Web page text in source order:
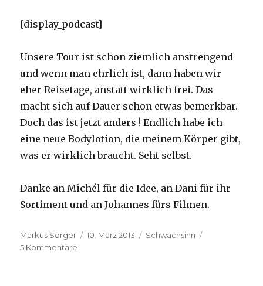
[display_podcast]
Unsere Tour ist schon ziemlich anstrengend
und wenn man ehrlich ist, dann haben wir
eher Reisetage, anstatt wirklich frei. Das
macht sich auf Dauer schon etwas bemerkbar.
Doch das ist jetzt anders ! Endlich habe ich
eine neue Bodylotion, die meinem Körper gibt,
was er wirklich braucht. Seht selbst.
Danke an Michél für die Idee, an Dani für ihr
Sortiment und an Johannes fürs Filmen.
Autor
Markus Sorger
Veröffentlicht
10. März 2013 Kategorien
Schwachsinn
5 Kommentare